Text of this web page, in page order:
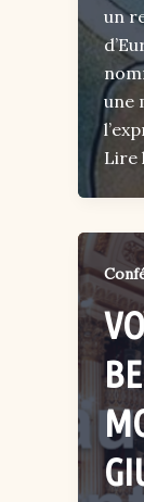
un
une
Lire